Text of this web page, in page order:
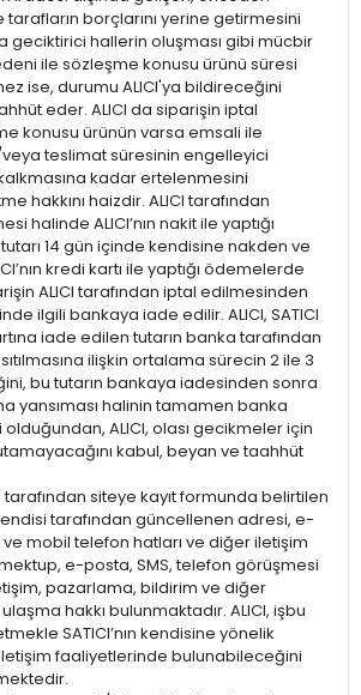
borçlarını yerine getirmesini
geciktirici hallerin oluşması gibi mücbir
ile sözleşme konusu ürünü süresi
ise, durumu ALICI'ya bildireceğini
eder. ALICI da siparişin iptal
konusu ürünün varsa emsali ile
teslimat süresinin engelleyici
kadar ertelenmesini
hakkını haizdir. ALICI tarafından
halinde ALICI’nın nakit ile yaptığı
14 gün içinde kendisine nakden ve
kredi kartı ile yaptığı ödemelerde
ALICI tarafından iptal edilmesinden
ilgili bankaya iade edilir. ALICI, SATICI
iade edilen tutarın banka tarafından
ilişkin ortalama sürecin 2 ile 3
bu tutarın bankaya iadesinden sonra
yansıması halinin tamamen banka
ALICI, olası gecikmeler için
kabul, beyan ve taahhüt
tarafından siteye kayıt formunda belirtilen
tarafından güncellenen adresi, e-
mobil telefon hatları ve diğer iletişim
e-posta, SMS, telefon görüşmesi
pazarlama, bildirim ve diğer
hakkı bulunmaktadır. ALICI, işbu
SATICI’nın kendisine yönelik
faaliyetlerinde bulunabileceğini